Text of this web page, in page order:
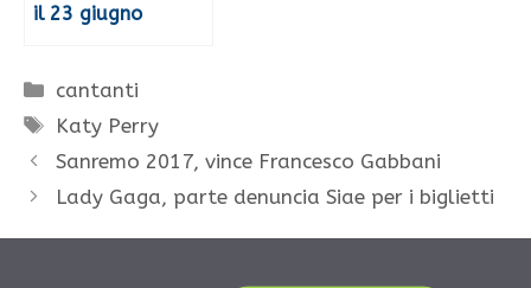
il 23 giugno
Categorie
cantanti
Tag
Katy Perry
Sanremo 2017, vince Francesco Gabbani
Lady Gaga, parte denuncia Siae per i biglietti